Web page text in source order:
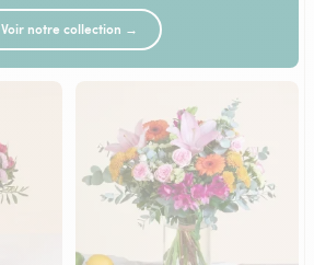
Voir notre collection →